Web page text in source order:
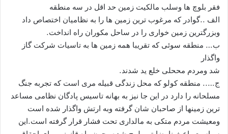
فقر بلوچ ها وسلب مالکیت زمین حد اقل در سه منطقه
الف ..گوادر که مرغوب ترین زمین ها را به نظامیان اختصاص داد
وبزرگترین زمین خواری را در ساحل مکوران راه انداخت.
ب… منطقه سوئی که تقریبا همه زمین ها به تاسیات شرکت گاز
واگذار
شد ومردم مححلی خلع ید شدند.
ج….. منطقه کولو که محل زندگی قبیله مری است که تجربه جنگ
مسلحانه را دارد در این جا نیز به بهانه تاسیس پادگان نظامی مساعد
ترین زمینها از صاحبان شان گرفته وبه ارتش واگذار شده است
ومعیشت مردم متکی به مالداری تحت فشار قرار گرفته است.این